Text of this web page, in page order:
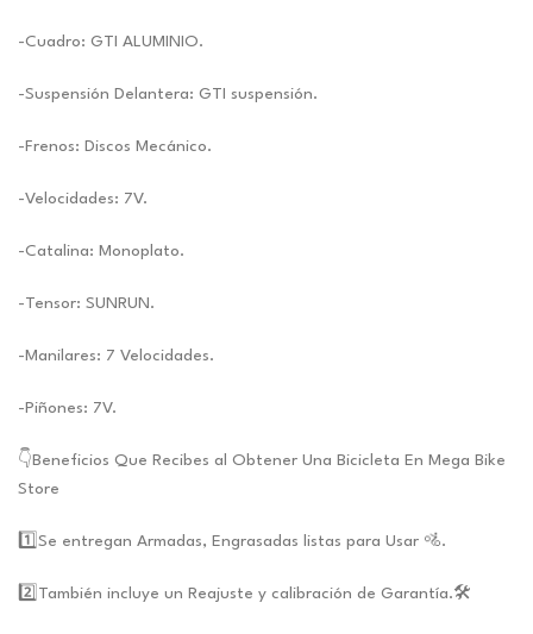
-Cuadro: GTI ALUMINIO.
-Suspensión Delantera: GTI suspensión.
-Frenos: Discos Mecánico.
-Velocidades: 7V.
-Catalina: Monoplato.
-Tensor: SUNRUN.
-Manilares: 7 Velocidades.
-Piñones: 7V.
👇Beneficios Que Recibes al Obtener Una Bicicleta En Mega Bike
Store
1️⃣Se entregan Armadas, Engrasadas listas para Usar 🚵.
2️⃣También incluye un Reajuste y calibración de Garantía.🛠️